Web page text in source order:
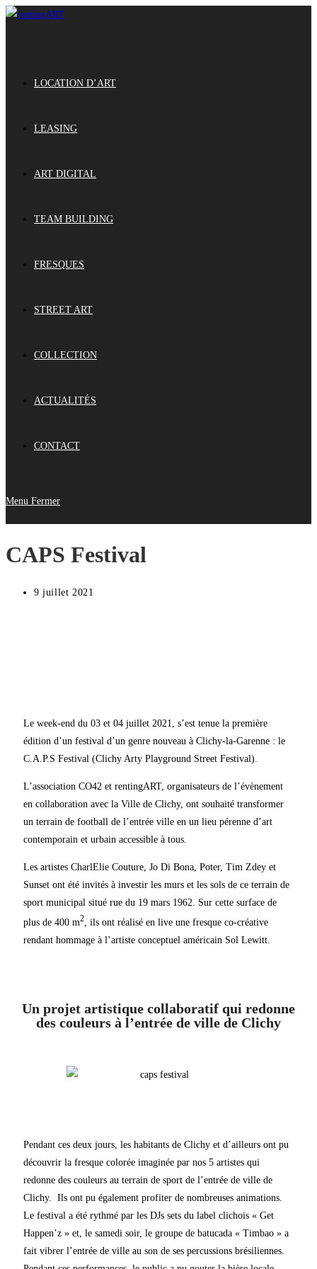
LOCATION D’ART
LEASING
ART DIGITAL
TEAM BUILDING
FRESQUES
STREET ART
COLLECTION
ACTUALITÉS
CONTACT
Menu Fermer
CAPS Festival
9 juillet 2021
Le week-end du 03 et 04 juillet 2021, s’est tenue la première
édition d’un festival d’un genre nouveau à Clichy-la-Garenne : le
C.A.P.S Festival (Clichy Arty Playground Street Festival).
L’association CO42 et rentingART, organisateurs de l’évènement
en collaboration avec la Ville de Clichy, ont souhaité transformer
un terrain de football de l’entrée ville en un lieu pérenne d’art
contemporain et urbain accessible à tous.
Les artistes CharlElie Couture, Jo Di Bona, Poter, Tim Zdey et
Sunset ont été invités à investir les murs et les sols de ce terrain de
sport municipal situé rue du 19 mars 1962. Sur cette surface de
plus de 400 m2 , ils ont réalisé en live une fresque co-créative
rendant hommage à l’artiste conceptuel américain Sol Lewitt.
Un projet artistique collaboratif qui redonne
des couleurs à l’entrée de ville de Clichy
Pendant ces deux jours, les habitants de Clichy et d’ailleurs ont pu
découvrir la fresque colorée imaginée par nos 5 artistes qui
redonne des couleurs au terrain de sport de l’entrée de ville de
Clichy. Ils ont pu également profiter de nombreuses animations.
Le festival a été rythmé par les DJs sets du label clichois « Get
Happen’z » et, le samedi soir, le groupe de batucada « Timbao » a
fait vibrer l’entrée de ville au son de ses percussions brésiliennes.